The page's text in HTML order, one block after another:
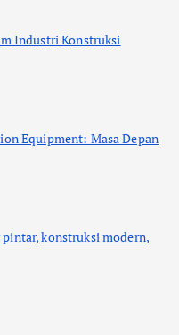
Industri Konstruksi
Equipment: Masa Depan
konstruksi modern,